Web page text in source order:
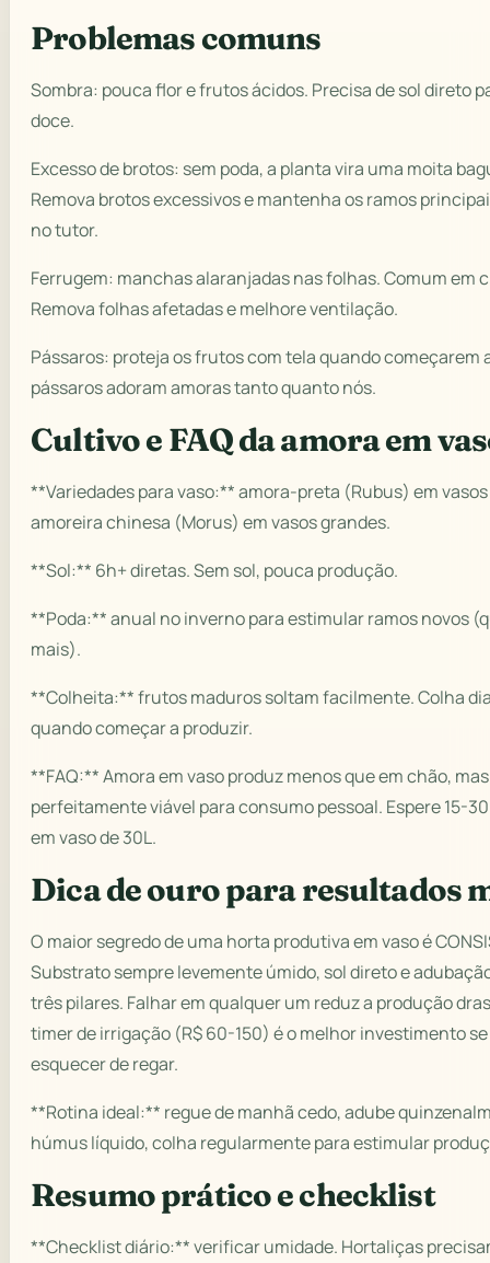
Problemas comuns
Sombra: pouca flor e frutos ácidos. Precisa de sol direto
doce.
Excesso de brotos: sem poda, a planta vira uma moita
Remova brotos excessivos e mantenha os ramos
no tutor.
Ferrugem: manchas alaranjadas nas folhas. Comum em
Remova folhas afetadas e melhore ventilação.
Pássaros: proteja os frutos com tela quando começarem
pássaros adoram amoras tanto quanto nós.
Cultivo e FAQ da amora em
**Variedades para vaso:** amora-preta (Rubus) em
amoreira chinesa (Morus) em vasos grandes.
**Sol:** 6h+ diretas. Sem sol, pouca produção.
**Poda:** anual no inverno para estimular ramos novos
mais).
**Colheita:** frutos maduros soltam facilmente. Colha
quando começar a produzir.
**FAQ:** Amora em vaso produz menos que em chão,
perfeitamente viável para consumo pessoal. Espere 15-
em vaso de 30L.
Dica de ouro para resultados
O maior segredo de uma horta produtiva em vaso é
Substrato sempre levemente úmido, sol direto e
três pilares. Falhar em qualquer um reduz a produção
timer de irrigação (R$ 60-150) é o melhor investimento
esquecer de regar.
**Rotina ideal:** regue de manhã cedo, adube
húmus líquido, colha regularmente para estimular
Resumo prático e checklist
**Checklist diário:** verificar umidade. Hortaliças